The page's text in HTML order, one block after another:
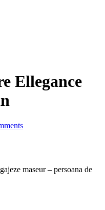
Ellegance
maseur – persoana de